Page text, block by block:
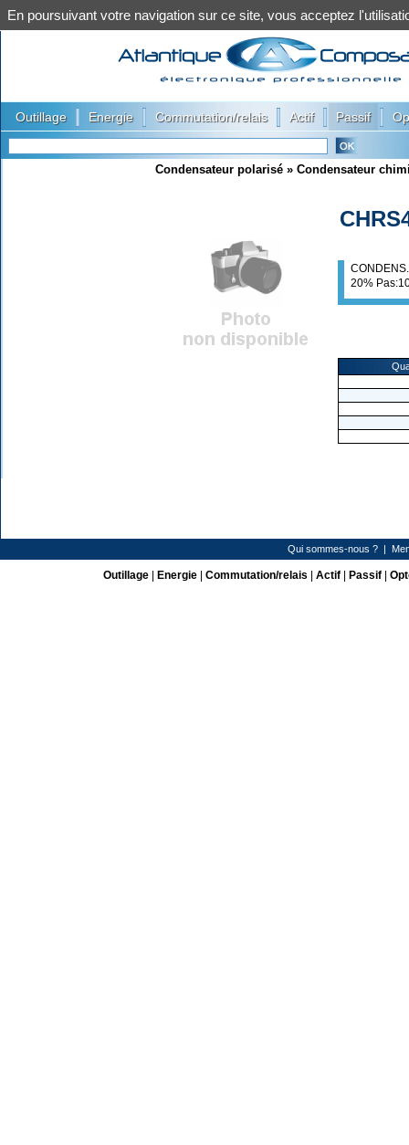
Outillage Energie Commutation/relais Actif Passif
Condensateur polarisé » Condensateur
20%
Qui sommes-nous ? |
Outillage| Energie| Commutation/relais Actif| Passif|
En poursuivant votre navigation sur ce site, vous acceptez